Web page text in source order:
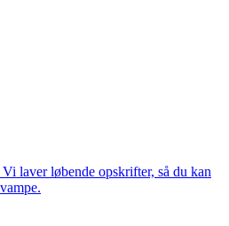
laver løbende opskrifter, så du kan